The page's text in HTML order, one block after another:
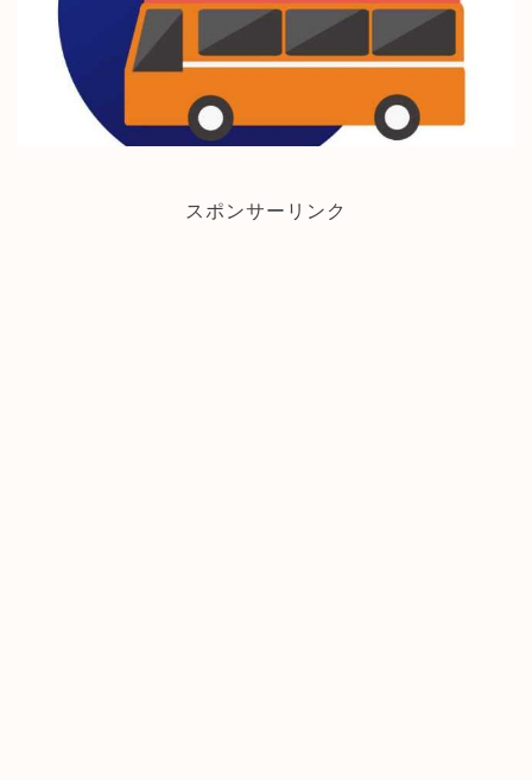
スポンサーリンク